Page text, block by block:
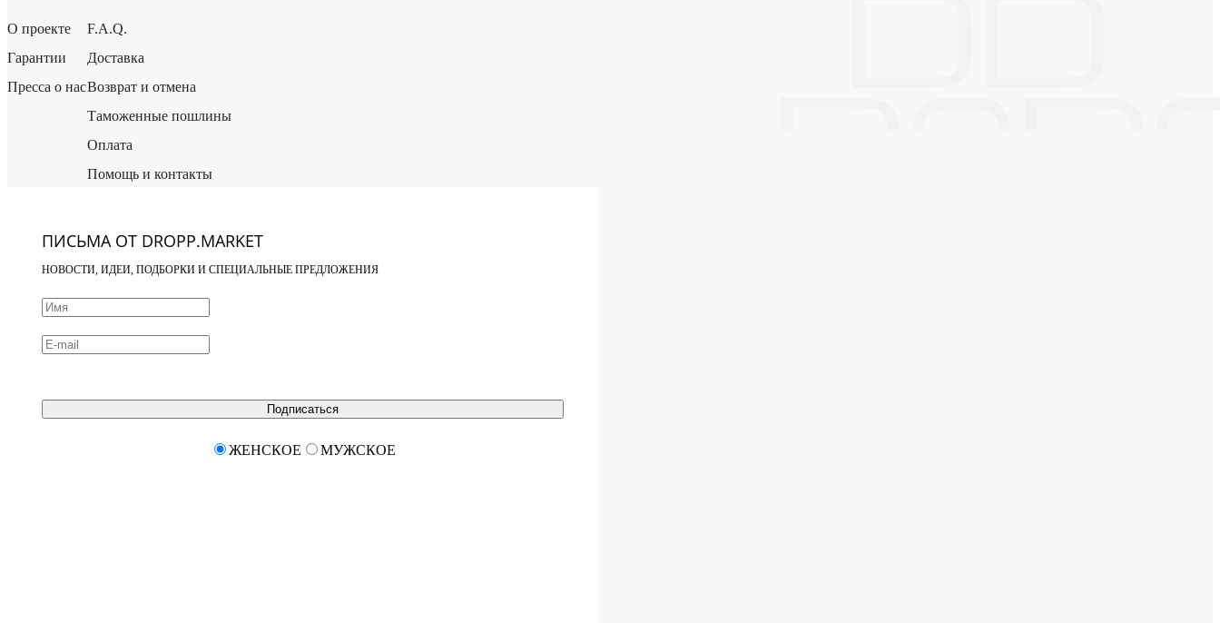
О проекте
Гарантии
Пресса о нас
F.A.Q.
Доставка
Возврат и отмена
Таможенные пошлины
Оплата
Помощь и контакты
ПИСЬМА ОТ DROPP.MARKET
НОВОСТИ, ИДЕИ, ПОДБОРКИ И СПЕЦИАЛЬНЫЕ ПРЕДЛОЖЕНИЯ
Подписаться
ЖЕНСКОЕ МУЖСКОЕ